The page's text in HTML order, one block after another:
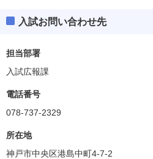
入試お問い合わせ先
担当部署
入試広報課
電話番号
078-737-2329
所在地
神戸市中央区港島中町4-7-2